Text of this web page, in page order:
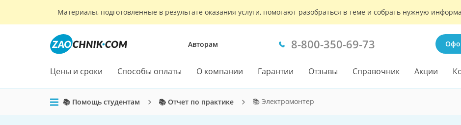
Материалы, подготовленные в результате оказания услуги, помогают разобраться в теме и собрать нужную
Авторам 8-800-350-69-73
Цены и сроки Способы оплаты О компании Гарантии Отзывы Справочник Акции
📚 Помощь студентам 📚 Отчет по практике 📚 Электромонтер